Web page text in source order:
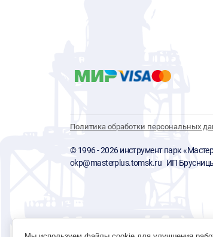
Политика обработки персональных
© 1996 - 2026 инструмент парк
okp@masterplus.tomsk.ru ИП